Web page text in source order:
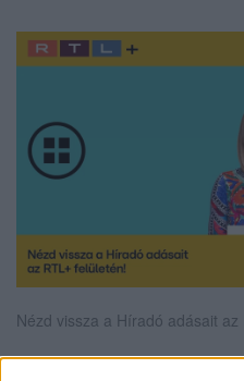
Nézd vissza a Híradó adásait az